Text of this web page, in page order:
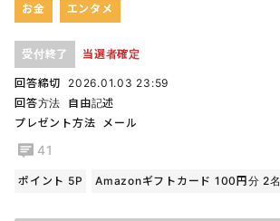
お金 エンタメ
受付終了 当選者確定
回答締切
2026.01.03 23:59
回答方法
自由記述
プレゼント方法
メール
41
ポイント 5P Amazonギフトカード 100円分 2名